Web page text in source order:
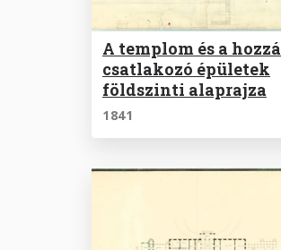
A templom és a hozzá
csatlakozó épületek
földszinti alaprajza
1841